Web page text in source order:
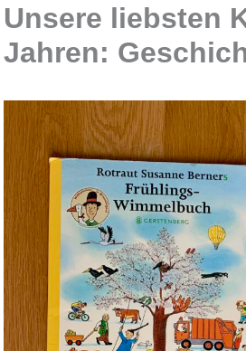
Unsere liebsten
Jahren: